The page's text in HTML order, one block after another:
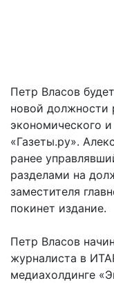
Петр Власов
новой должности
экономического
«Газеты.ру».
ранее
разделами на
заместителя
покинет издание.
Петр Власов
журналиста в
медиахолдинге